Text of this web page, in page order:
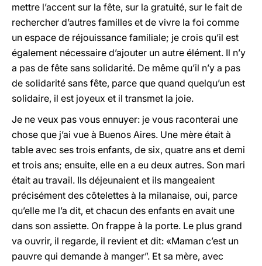
mettre l’accent sur la fête, sur la gratuité, sur le fait de
rechercher d’autres familles et de vivre la foi comme
un espace de réjouissance familiale; je crois qu’il est
également nécessaire d’ajouter un autre élément. Il n’y
a pas de fête sans solidarité. De même qu’il n’y a pas
de solidarité sans fête, parce que quand quelqu’un est
solidaire, il est joyeux et il transmet la joie.
Je ne veux pas vous ennuyer: je vous raconterai une
chose que j’ai vue à Buenos Aires. Une mère était à
table avec ses trois enfants, de six, quatre ans et demi
et trois ans; ensuite, elle en a eu deux autres. Son mari
était au travail. Ils déjeunaient et ils mangeaient
précisément des côtelettes à la milanaise, oui, parce
qu’elle me l’a dit, et chacun des enfants en avait une
dans son assiette. On frappe à la porte. Le plus grand
va ouvrir, il regarde, il revient et dit: «Maman c’est un
pauvre qui demande à manger”. Et sa mère, avec